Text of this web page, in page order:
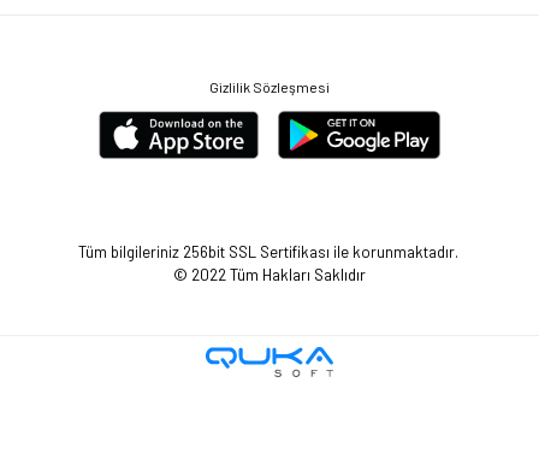
Gizlilik Sözleşmesi
Tüm bilgileriniz 256bit SSL Sertifikası ile korunmaktadır.
© 2022 Tüm Hakları Saklıdır